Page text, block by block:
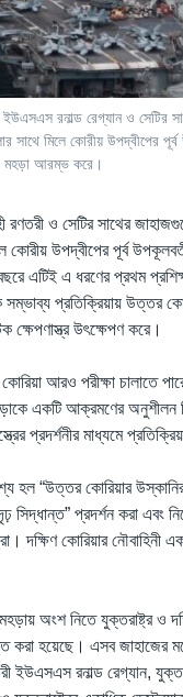
ইউএসএস রনাল্ড রেগ্যান ও সেটির
সাথে মিলে কোরীয় উপদ্বীপের
মহড়া আরম্ভ করে।
রণতরী ও সেটির সাথের
কোরীয় উপদ্বীপের পূর্ব
এটিই এ ধরণের প্রথম
প্রতিক্রিয়ায় উত্তর
ক্ষেপণাস্ত্র উৎক্ষেপণ করে।
আরও পরীক্ষা চালাতে
একটি আক্রমণের অনুশীলন
প্রদর্শনীর মাধ্যমে
হল “উত্তর কোরিয়ার
সিদ্ধান্ত” প্রদর্শন করা এবং
দক্ষিণ কোরিয়ার নৌবাহিনী
অংশ নিতে যুক্তরাষ্ট্র ও
করা হয়েছে। এসব জাহাজের
ইউএসএস রনাল্ড রেগ্যান,